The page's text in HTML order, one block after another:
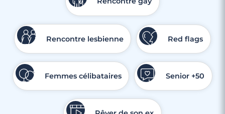
Rencontre lesbienne Red flags
Femmes célibataires Senior +50